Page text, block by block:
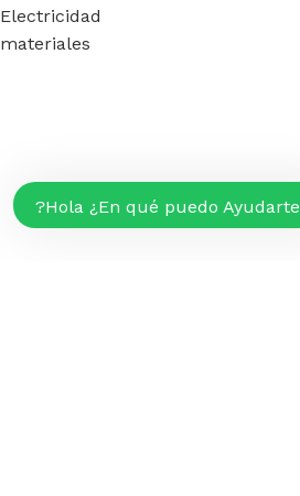
Electricidad
materiales
Hola ¿En qué puedo Ayudarte?